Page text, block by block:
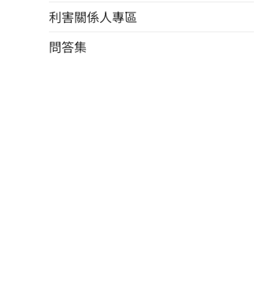
利害關係人專區
問答集